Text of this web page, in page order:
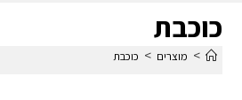
כוכבת
> מוצרים > כוכבת